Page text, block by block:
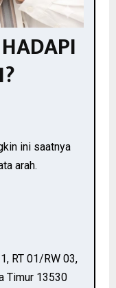
ini saatnya
arah.
RT 01/RW 03,
Timur 13530